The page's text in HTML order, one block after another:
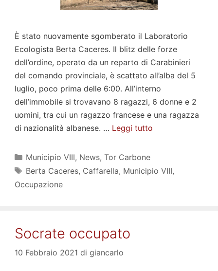
È stato nuovamente sgomberato il Laboratorio
Ecologista Berta Caceres. Il blitz delle forze
dell’ordine, operato da un reparto di Carabinieri
del comando provinciale, è scattato all’alba del 5
luglio, poco prima delle 6:00. All’interno
dell’immobile si trovavano 8 ragazzi, 6 donne e 2
uomini, tra cui un ragazzo francese e una ragazza
di nazionalità albanese. … Leggi tutto
Categorie
Municipio VIII, News, Tor Carbone
Tag
Berta Caceres, Caffarella, Municipio VIII,
Occupazione
Socrate occupato
10 Febbraio 2021 di giancarlo